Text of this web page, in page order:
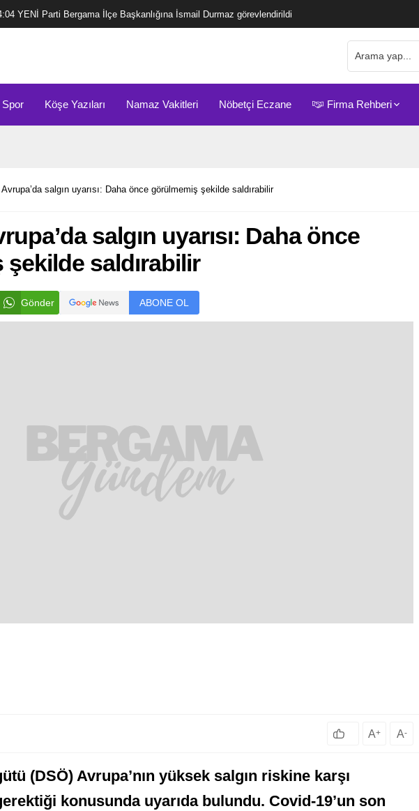
YENİ Parti Bergama İlçe Başkanlığına İsmail Durmaz görevlendirildi
Spor Köşe Yazıları Namaz Vakitleri Nöbetçi Eczane Firma Rehberi
Avrupa’da salgın uyarısı: Daha önce görülmemiş şekilde saldırabilir
salgın uyarısı: Daha önce
saldırabilir
Gönder ABONE OL
A+ A-
(DSÖ) Avrupa’nın yüksek salgın riskine karşı
konusunda uyarıda bulundu. Covid-19’un son